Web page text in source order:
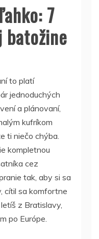
7
to platí
jednoduchých
a plánovaní,
kufríkom
ti niečo chýba.
kompletnou
cez
tak, aby si sa
cítil sa komfortne
z Bratislavy,
po Európe.